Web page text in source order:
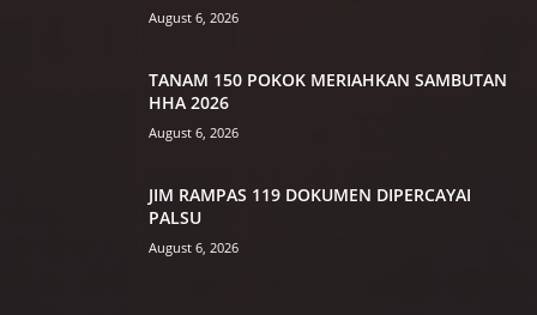
August 6, 2026
TANAM 150 POKOK MERIAHKAN SAMBUTAN
HHA 2026
August 6, 2026
JIM RAMPAS 119 DOKUMEN DIPERCAYAI
PALSU
August 6, 2026